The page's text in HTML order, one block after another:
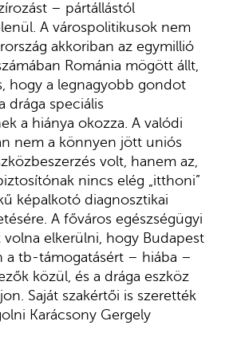
– pártállástól
A várospolitikusok nem
akkoriban az egymillió
Románia mögött állt,
hogy a legnagyobb gondot
drága speciális
a hiánya okozza. A valódi
nem a könnyen jött uniós
volt, hanem az,
nincs elég „itthoni”
képalkotó diagnosztikai
A főváros egészségügyi
volna elkerülni, hogy Budapest
a tb-támogatásért – hiába –
közül, és a drága eszköz
Saját szakértői is szerették
Karácsony Gergely